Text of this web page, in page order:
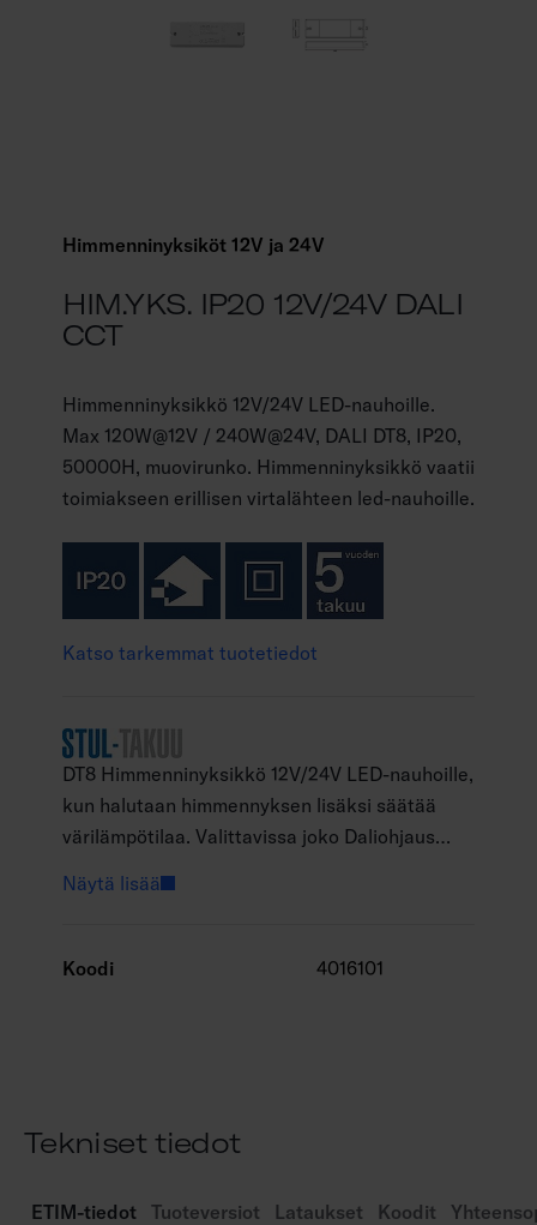
Himmenninyksiköt 12V ja 24V
HIM.YKS. IP20 12V/24V DALI
CCT
Himmenninyksikkö 12V/24V LED-nauhoille.
Max 120W@12V / 240W@24V, DALI DT8, IP20,
50000H, muovirunko. Himmenninyksikkö vaatii
toimiakseen erillisen virtalähteen led-nauhoille.
Katso tarkemmat tuotetiedot
DT8 Himmenninyksikkö 12V/24V LED-nauhoille,
kun halutaan himmennyksen lisäksi säätää
värilämpötilaa. Valittavissa joko Daliohjaus
painonappihimmennys. Himmenninyksikkö
nauhoille.
Näytä lisää
Koodi 4016101
Tekniset tiedot
ETIM-tiedot Tuoteversiot Lataukset Koodit